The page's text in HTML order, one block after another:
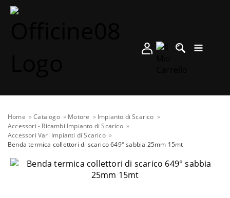
Home Catalogo Motore
Impianto di Scarico
Accessori - Ricambi Impianto di Scarico
Accessori Vari Impianti di Scarico
Benda termica collettori di scarico 649° sabbia 25mm 15mt